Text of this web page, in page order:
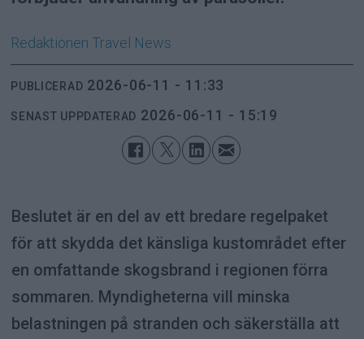
Redaktionen Travel News
PUBLICERAD 2026-06-11 - 11:33
SENAST UPPDATERAD 2026-06-11 - 15:19
Beslutet är en del av ett bredare regelpaket
för att skydda det känsliga kustområdet efter
en omfattande skogsbrand i regionen förra
sommaren. Myndigheterna vill minska
belastningen på stranden och säkerställa att